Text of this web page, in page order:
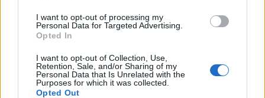
I want to opt-out of processing my
Personal Data for Targeted Advertising.
Opted In
I want to opt-out of Collection, Use,
Retention, Sale, and/or Sharing of my
Personal Data that Is Unrelated with the
Purposes for which it was collected.
Opted Out
ΠΕΡΙΣΣΌΤΕΡΑ ΣΕ ΑΥΤΉ ΤΗΝ ΚΑΤΗΓΟΡΊΑ